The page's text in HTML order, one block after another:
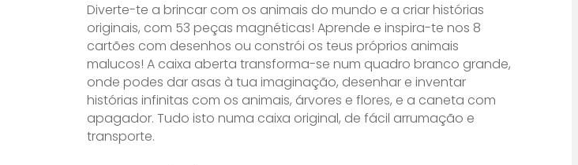
Diverte-te a brincar com os animais do mundo e a criar histórias
originais, com 53 peças magnéticas! Aprende e inspira-te nos 8
cartões com desenhos ou constrói os teus próprios animais
malucos! A caixa aberta transforma-se num quadro branco grande,
onde podes dar asas à tua imaginação, desenhar e inventar
histórias infinitas com os animais, árvores e flores, e a caneta com
apagador. Tudo isto numa caixa original, de fácil arrumação e
transporte.